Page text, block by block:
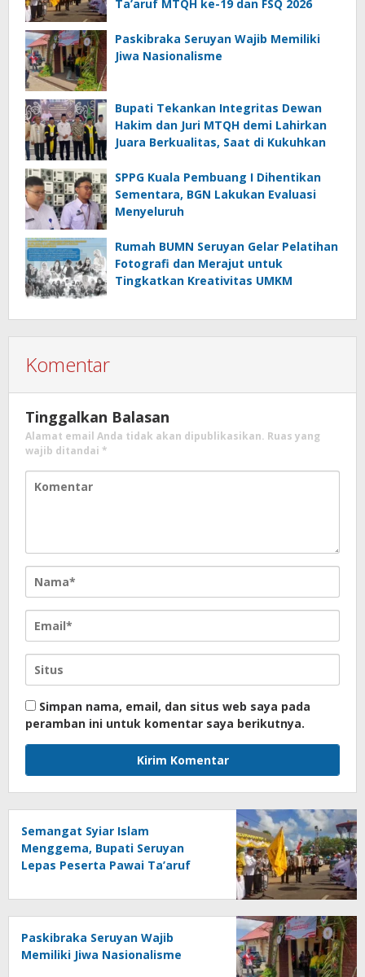
Ta’aruf MTQH ke-19 dan FSQ 2026
Paskibraka Seruyan Wajib Memiliki
Jiwa Nasionalisme
Bupati Tekankan Integritas Dewan
Hakim dan Juri MTQH demi Lahirkan
Juara Berkualitas, Saat di Kukuhkan
SPPG Kuala Pembuang I Dihentikan
Sementara, BGN Lakukan Evaluasi
Menyeluruh
Rumah BUMN Seruyan Gelar Pelatihan
Fotografi dan Merajut untuk
Tingkatkan Kreativitas UMKM
Komentar
Tinggalkan Balasan
Alamat email Anda tidak akan dipublikasikan. Ruas yang
wajib ditandai *
Simpan nama, email, dan situs web saya pada
peramban ini untuk komentar saya berikutnya.
Semangat Syiar Islam
Menggema, Bupati Seruyan
Lepas Peserta Pawai Ta’aruf
Paskibraka Seruyan Wajib
Memiliki Jiwa Nasionalisme